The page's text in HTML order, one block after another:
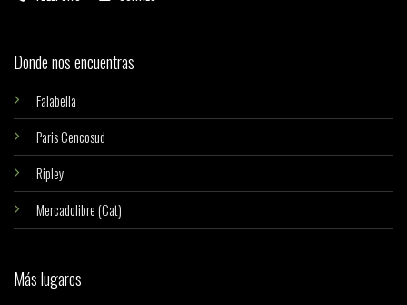
Donde nos encuentras
Falabella
Paris Cencosud
Ripley
Mercadolibre (Cat)
Más lugares